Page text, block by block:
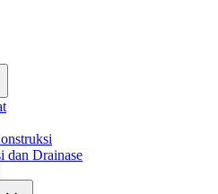
dan Drainase